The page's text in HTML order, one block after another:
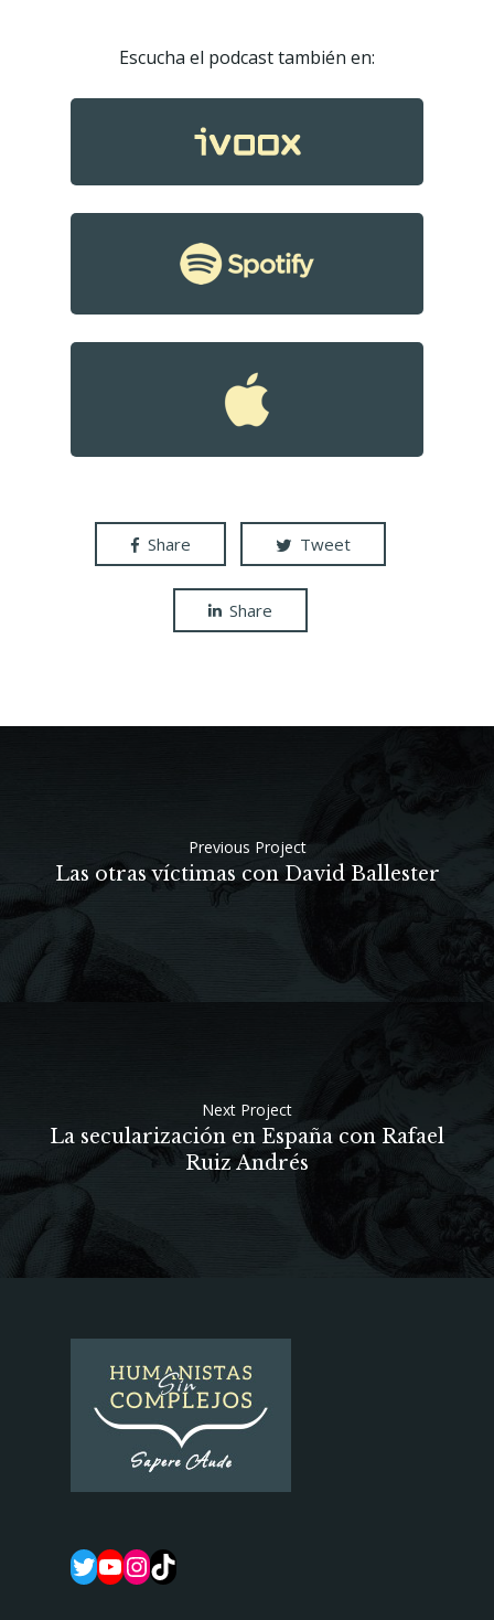
Escucha el podcast también en:
Share Tweet
Share
Previous Project
Las otras víctimas con David Ballester
Next Project
La secularización en España con Rafael
Ruiz Andrés
Twitter
YouTube
Instagram
TikTok